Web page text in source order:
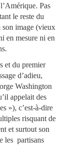
Pas
le reste du
son image (vieux
en mesure ni en
et du premier
d’adieu,
Washington
appelait des
»), c’est-à-dire
risquant de
et surtout son
les partisans